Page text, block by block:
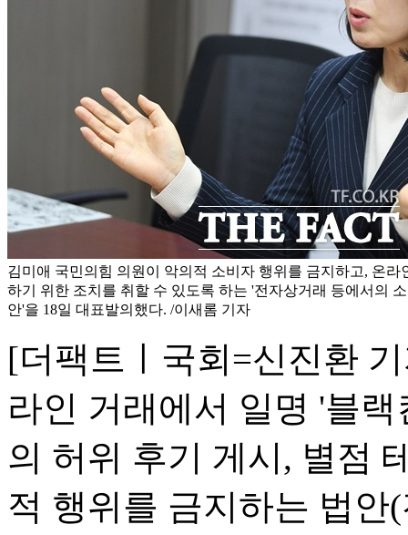
김미애 국민의힘 의원이 악의적 소비자 행위를 금지하고, 온
하기 위한 조치를 취할 수 있도록 하는 '전자상거래 등에서의
안'을 18일 대표발의했다. /이새롬 기자
[더팩트ㅣ국회=신진환
라인 거래에서 일명 '블
의 허위 후기 게시, 별점
적 행위를 금지하는 법안